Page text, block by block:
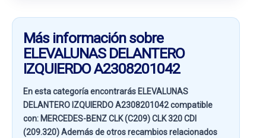
Más información sobre
ELEVALUNAS DELANTERO
IZQUIERDO A2308201042
En esta categoría encontrarás ELEVALUNAS
DELANTERO IZQUIERDO A2308201042 compatible
con: MERCEDES-BENZ CLK (C209) CLK 320 CDI
(209.320)Además de otros recambios relacionados